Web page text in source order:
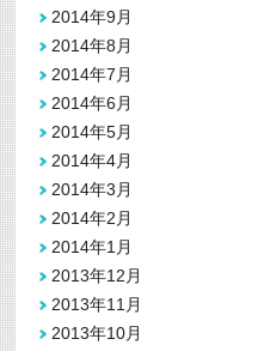
2014年9月
2014年8月
2014年7月
2014年6月
2014年5月
2014年4月
2014年3月
2014年2月
2014年1月
2013年12月
2013年11月
2013年10月